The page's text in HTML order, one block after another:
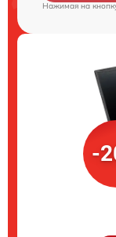
Нажимая на
-